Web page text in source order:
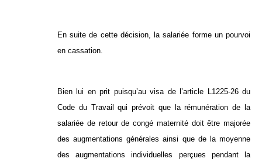
En suite de cette décision, la salariée forme un pourvoi
en cassation.
Bien lui en prit puisqu’au visa de l’article L1225-26 du
Code du Travail qui prévoit que la rémunération de la
salariée de retour de congé maternité doit être majorée
des augmentations générales ainsi que de la moyenne
des augmentations individuelles perçues pendant la